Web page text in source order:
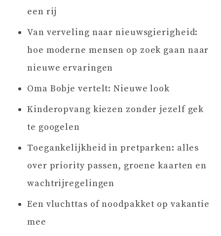
een rij
Van verveling naar nieuwsgierigheid:
hoe moderne mensen op zoek gaan naar
nieuwe ervaringen
Oma Bobje vertelt: Nieuwe look
Kinderopvang kiezen zonder jezelf gek
te googelen
Toegankelijkheid in pretparken: alles
over priority passen, groene kaarten en
wachtrijregelingen
Een vluchttas of noodpakket op vakantie
mee